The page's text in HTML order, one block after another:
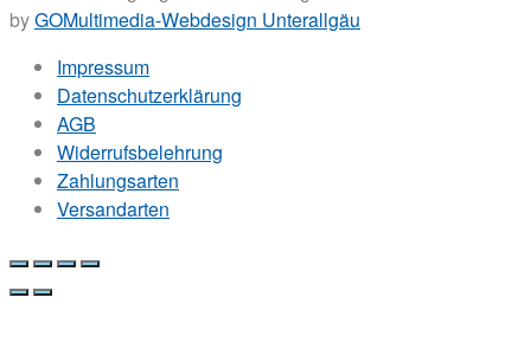
byGOMultimedia-Webdesign Unterallgäu
Impressum
Datenschutzerklärung
AGB
Widerrufsbelehrung
Zahlungsarten
Versandarten